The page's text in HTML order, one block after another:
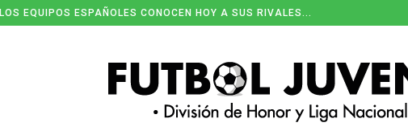
LOS EQUIPOS ESPAÑOLES CONOCEN HOY A SUS RIVALES...